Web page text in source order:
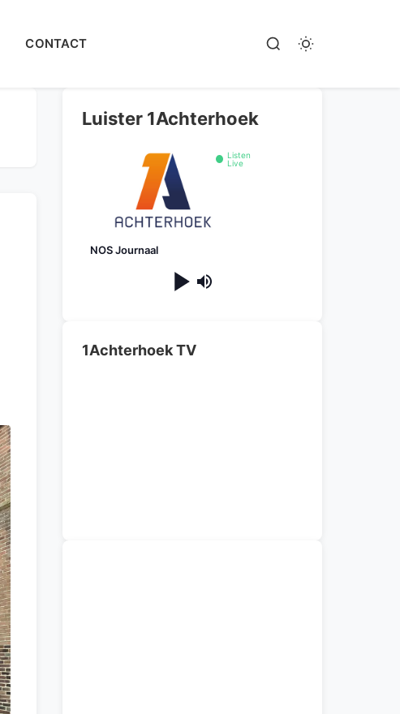
CONTACT
Luister 1Achterhoek
Listen
Live
NOS Journaal
1Achterhoek TV